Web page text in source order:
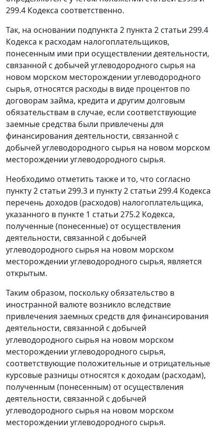
299.4 Кодекса соответственно.
Так, на основании подпункта 2 пункта 2 статьи 299.4
Кодекса к расходам налогоплательщиков,
понесенным ими при осуществлении деятельности,
связанной с добычей углеводородного сырья на
новом морском месторождении углеводородного
сырья, относятся расходы в виде процентов по
договорам займа, кредита и другим долговым
обязательствам в случае, если соответствующие
заемные средства были привлечены для
финансирования деятельности, связанной с
добычей углеводородного сырья на новом морском
месторождении углеводородного сырья.
Необходимо отметить также и то, что согласно
пункту 2 статьи 299.3 и пункту 2 статьи 299.4 Кодекса
перечень доходов (расходов) налогоплательщика,
указанного в пункте 1 статьи 275.2 Кодекса,
полученные (понесенные) от осуществления
деятельности, связанной с добычей
углеводородного сырья на новом морском
месторождении углеводородного сырья, является
открытым.
Таким образом, поскольку обязательство в
иностранной валюте возникло вследствие
привлечения заемных средств для финансирования
деятельности, связанной с добычей
углеводородного сырья на новом морском
месторождении углеводородного сырья,
соответствующие положительные и отрицательные
курсовые разницы относятся к доходам (расходам),
полученным (понесенным) от осуществления
деятельности, связанной с добычей
углеводородного сырья на новом морском
месторождении углеводородного сырья.